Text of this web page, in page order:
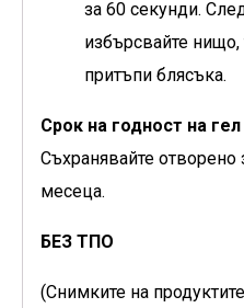
за 60 секунди.
избърсвайте
притъпи блясъка.
Срок на годност на
Съхранявайте отворено
месеца.
БЕЗ ТПО
(Снимките на